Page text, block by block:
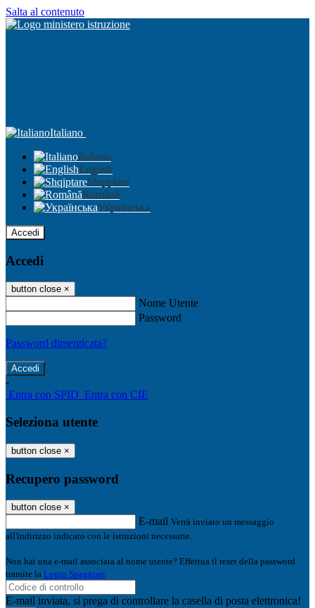
Salta al contenuto
Italiano
Italiano
English
Shqiptare
Română
Українська
Accedi
Accedi
button close ×
Nome Utente
Password
Password dimenticata?
-
Entra con SPID Entra con CIE
Seleziona utente
button close ×
Recupero password
button close ×
E-mail Verrà inviato un messaggio
all'indirizzo indicato con le istruzioni necessarie.
Non hai una e-mail associata al nome utente? Effettua il reset della password
tramite la Login Spaggiari
E-mail inviata, si prega di controllare la casella di posta elettronica!